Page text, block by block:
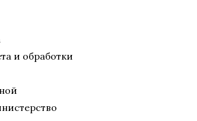
и обработки